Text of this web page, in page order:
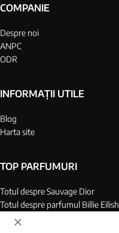
COMPANIE
Despre noi
ANPC
ODR
INFORMAȚII UTILE
Blog
Harta site
TOP PARFUMURI
Totul despre Sauvage Dior
Totul despre parfumul Billie Eilish
Top 25 parfumuri barbati